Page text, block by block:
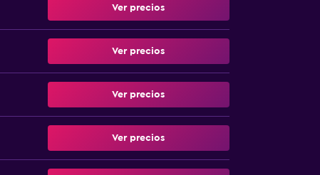
Ver precios
Ver precios
Ver precios
Ver precios